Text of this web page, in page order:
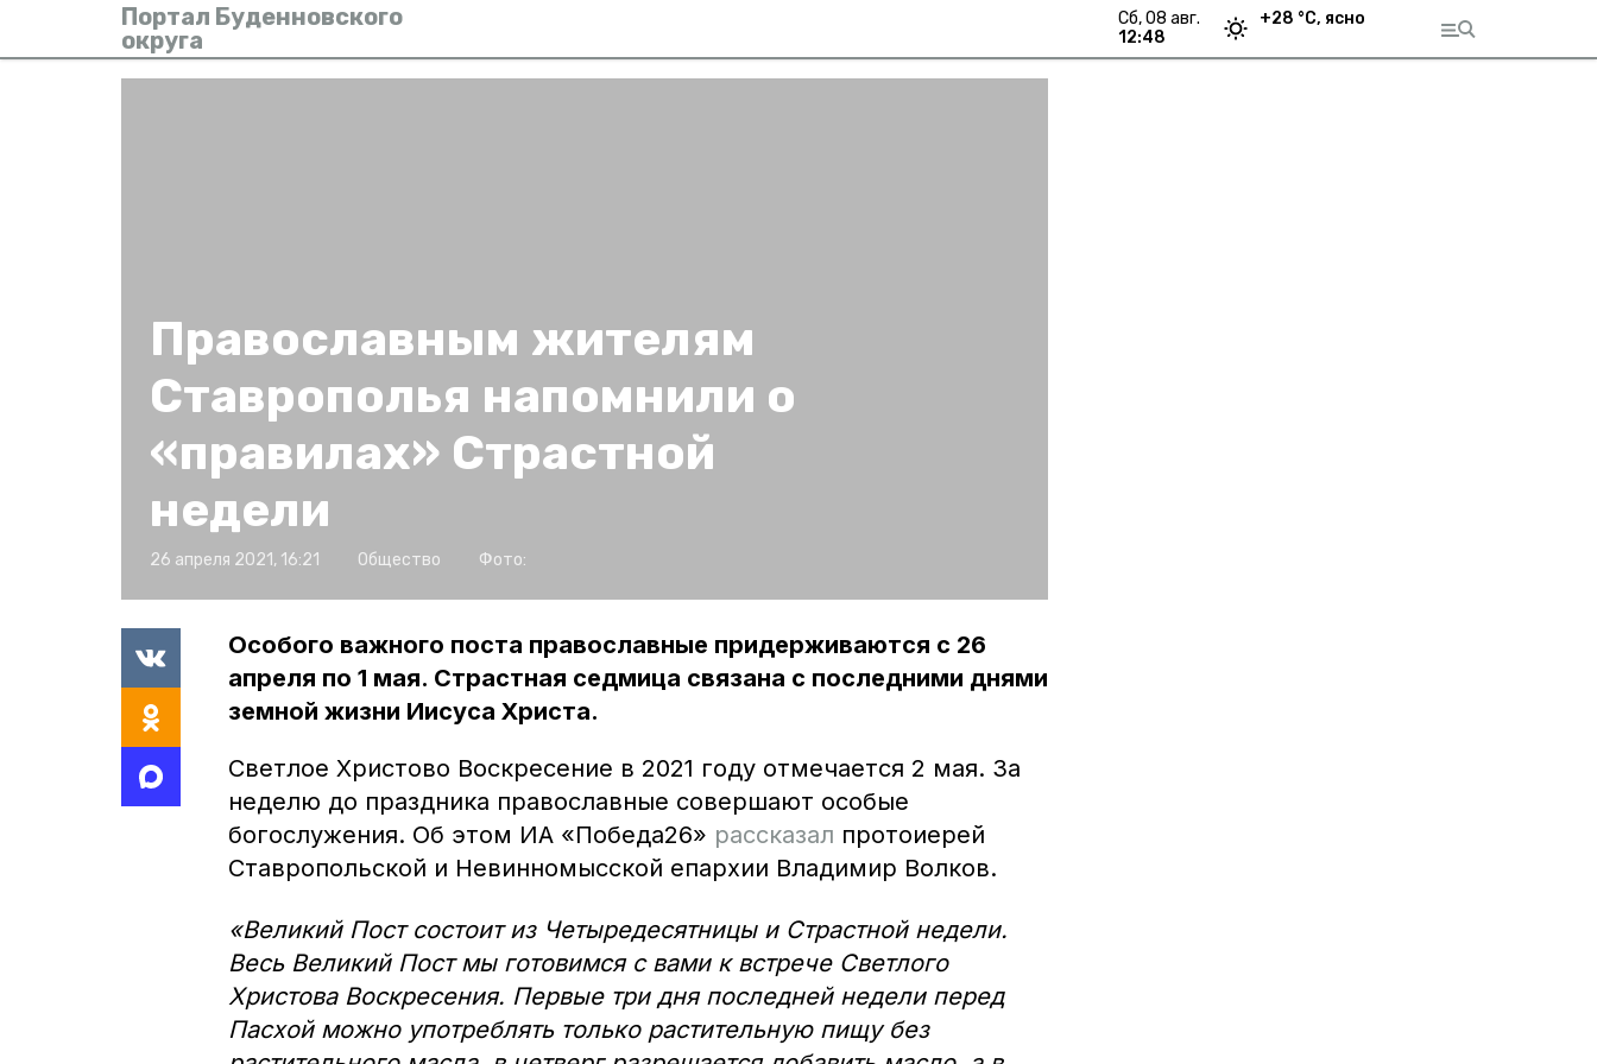
Портал Буденновского
округа
сб, 08 авг.
12:48
+28 °С, ясно
Православным жителям
Ставрополья напомнили о
«правилах» Страстной
недели
26 апреля 2021, 16:21 Общество Фото:
Особого важного поста православные придерживаются с 26
апреля по 1 мая. Страстная седмица связана с последними днями
земной жизни Иисуса Христа.
Светлое Христово Воскресение в 2021 году отмечается 2 мая. За
неделю до праздника православные совершают особые
богослужения. Об этом ИА «Победа26» рассказал протоиерей
Ставропольской и Невинномысской епархии Владимир Волков.
«Великий Пост состоит из Четыредесятницы и Страстной недели.
Весь Великий Пост мы готовимся с вами к встрече Светлого
Христова Воскресения. Первые три дня последней недели перед
Пасхой можно употреблять только растительную пищу без